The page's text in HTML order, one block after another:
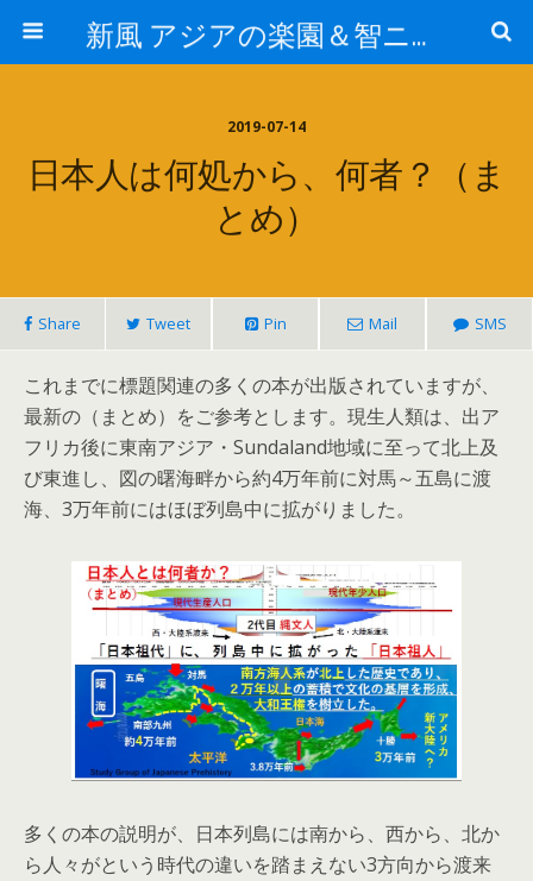
新風 アジアの楽園＆智ニア来富
2019-07-14
日本人は何処から、何者？（ま
とめ）
Share Tweet Pin Mail SMS
これまでに標題関連の多くの本が出版されていますが、
最新の（まとめ）をご参考とします。現生人類は、出ア
フリカ後に東南アジア・Sundaland地域に至って北上及
び東進し、図の曙海畔から約4万年前に対馬～五島に渡
海、3万年前にはほぼ列島中に拡がりました。
多くの本の説明が、日本列島には南から、西から、北か
ら人々がという時代の違いを踏まえない3方向から渡来